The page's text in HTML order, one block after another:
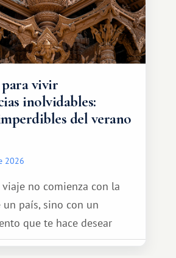
vivir
inolvidables:
del verano
2026
viaje no comienza con la
un país, sino con un
que te hace desear